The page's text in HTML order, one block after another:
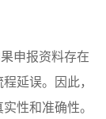
申报资料存在
延误。因此，
性和准确性。